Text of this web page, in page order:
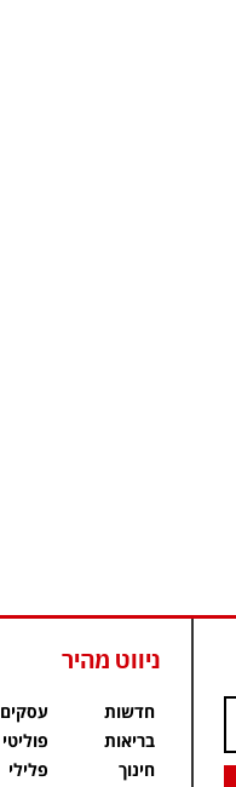
ניווט מהיר
חדשות
בריאות
חינוך
עסקים
פוליטי
פלילי